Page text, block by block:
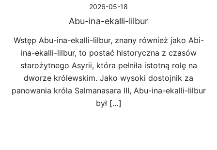
2026-05-18
Abu-ina-ekalli-lilbur
Wstęp Abu-ina-ekalli-lilbur, znany również jako Abi-
ina-ekalli-lilbur, to postać historyczna z czasów
starożytnego Asyrii, która pełniła istotną rolę na
dworze królewskim. Jako wysoki dostojnik za
panowania króla Salmanasara III, Abu-ina-ekalli-lilbur
był […]